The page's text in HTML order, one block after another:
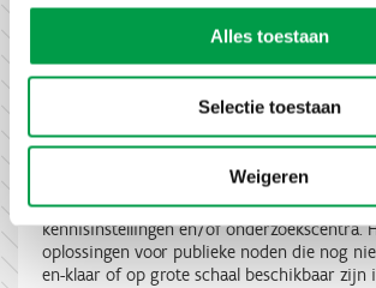
Alles toestaan
Selectie toestaan
Weigeren
Wat is het Programma
Overheidsopdrachten (PIO)?
Het Programma Innovatieve
overheidsopdrachten - innovatieve
ontwikkelen, testen en valideren door
kennisinstellingen en/of onderzoekscentra.
oplossingen voor publieke noden die nog
en-klaar of op grote schaal beschikbaar zijn